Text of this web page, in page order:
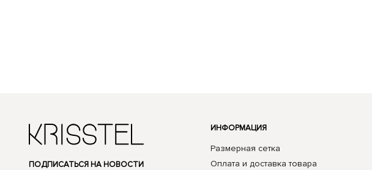
ПОДПИСАТЬСЯ НА НОВОСТИ
ИНФОРМАЦИЯ
Размерная сетка
Оплата и доставка товара